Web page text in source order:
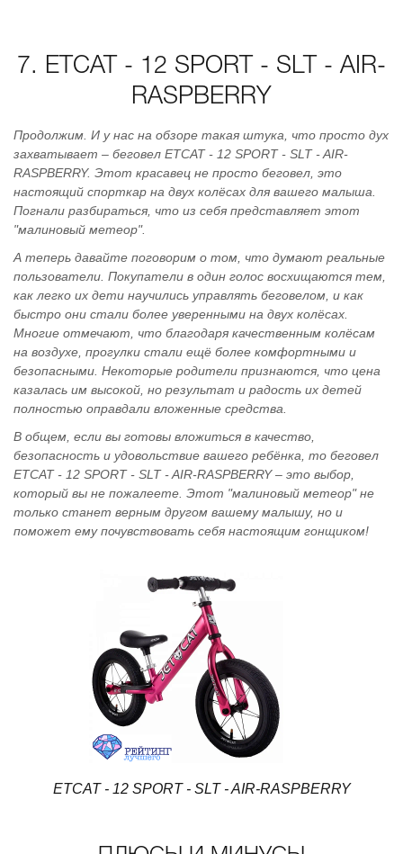
7. ETCAT - 12 SPORT - SLT - AIR-
RASPBERRY
Продолжим. И у нас на обзоре такая штука, что просто дух
захватывает – беговел ETCAT - 12 SPORT - SLT - AIR-
RASPBERRY. Этот красавец не просто беговел, это
настоящий спорткар на двух колёсах для вашего малыша.
Погнали разбираться, что из себя представляет этот
"малиновый метеор".
А теперь давайте поговорим о том, что думают реальные
пользователи. Покупатели в один голос восхищаются тем,
как легко их дети научились управлять беговелом, и как
быстро они стали более уверенными на двух колёсах.
Многие отмечают, что благодаря качественным колёсам
на воздухе, прогулки стали ещё более комфортными и
безопасными. Некоторые родители признаются, что цена
казалась им высокой, но результат и радость их детей
полностью оправдали вложенные средства.
В общем, если вы готовы вложиться в качество,
безопасность и удовольствие вашего ребёнка, то беговел
ETCAT - 12 SPORT - SLT - AIR-RASPBERRY – это выбор,
который вы не пожалеете. Этот "малиновый метеор" не
только станет верным другом вашему малышу, но и
поможет ему почувствовать себя настоящим гонщиком!
ETCAT - 12 SPORT - SLT - AIR-RASPBERRY